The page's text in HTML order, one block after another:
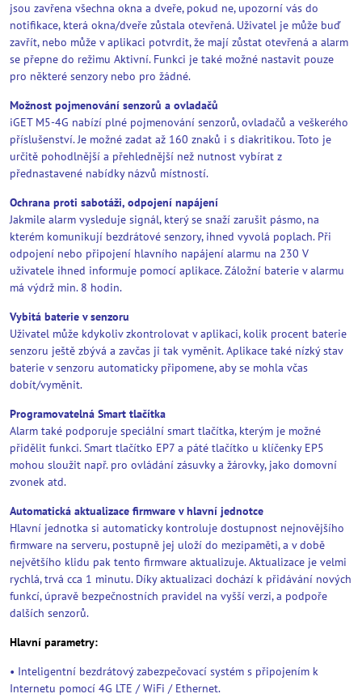
jsou zavřena všechna okna a dveře, pokud ne, upozorní vás do
notifikace, která okna/dveře zůstala otevřená. Uživatel je může buď
zavřít, nebo může v aplikaci potvrdit, že mají zůstat otevřená a alarm
se přepne do režimu Aktivní. Funkci je také možné nastavit pouze
pro některé senzory nebo pro žádné.
Možnost pojmenování senzorů a ovladačů
iGET M5-4G nabízí plné pojmenování senzorů, ovladačů a veškerého
příslušenství. Je možné zadat až 160 znaků i s diakritikou. Toto je
určitě pohodlnější a přehlednější než nutnost vybírat z
přednastavené nabídky názvů místností.
Ochrana proti sabotáži, odpojení napájení
Jakmile alarm vysleduje signál, který se snaží zarušit pásmo, na
kterém komunikují bezdrátové senzory, ihned vyvolá poplach. Při
odpojení nebo připojení hlavního napájení alarmu na 230 V
uživatele ihned informuje pomocí aplikace. Záložní baterie v alarmu
má výdrž min. 8 hodin.
Vybitá baterie v senzoru
Uživatel může kdykoliv zkontrolovat v aplikaci, kolik procent baterie
senzoru ještě zbývá a zavčas ji tak vyměnit. Aplikace také nízký stav
baterie v senzoru automaticky připomene, aby se mohla včas
dobít/vyměnit.
Programovatelná Smart tlačítka
Alarm také podporuje speciální smart tlačítka, kterým je možné
přidělit funkci. Smart tlačítko EP7 a páté tlačítko u klíčenky EP5
mohou sloužit např. pro ovládání zásuvky a žárovky, jako domovní
zvonek atd.
Automatická aktualizace firmware v hlavní jednotce
Hlavní jednotka si automaticky kontroluje dostupnost nejnovějšího
firmware na serveru, postupně jej uloží do mezipaměti, a v době
největšího klidu pak tento firmware aktualizuje. Aktualizace je velmi
rychlá, trvá cca 1 minutu. Díky aktualizaci dochází k přidávání nových
funkcí, úpravě bezpečnostních pravidel na vyšší verzi, a podpoře
dalších senzorů.
Hlavní parametry:
• Inteligentní bezdrátový zabezpečovací systém s připojením k
Internetu pomocí 4G LTE / WiFi / Ethernet.